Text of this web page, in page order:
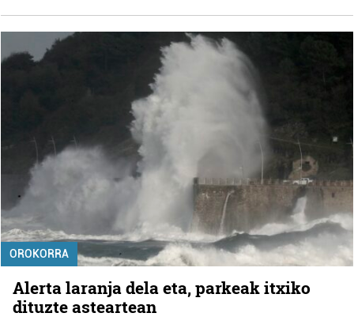
OROKORRA
Alerta laranja dela eta, parkeak itxiko
dituzte asteartean